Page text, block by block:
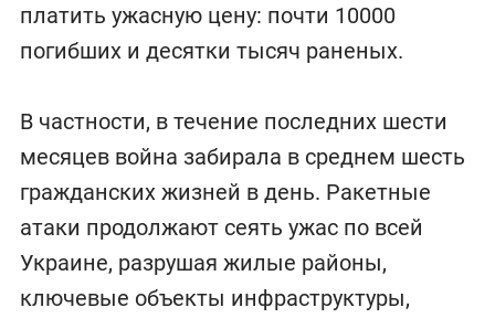
платить ужасную цену: почти 10000
погибших и десятки тысяч раненых.
В частности, в течение последних шести
месяцев война забирала в среднем шесть
гражданских жизней в день. Ракетные
атаки продолжают сеять ужас по всей
Украине, разрушая жилые районы,
ключевые объекты инфраструктуры,